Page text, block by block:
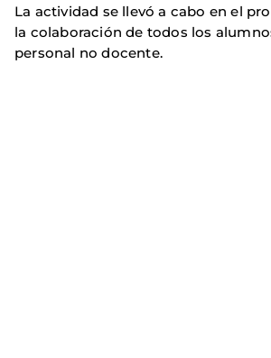
La actividad se llevó a cabo en el
la colaboración de todos los
personal no docente.